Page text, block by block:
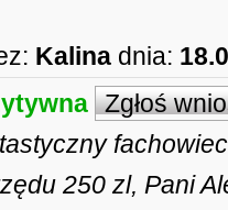
Kalina dnia:
Zgłoś
250 zl, Pani